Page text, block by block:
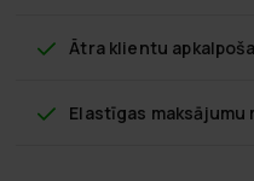
Ātra klientu
Elastīgas maksājumu